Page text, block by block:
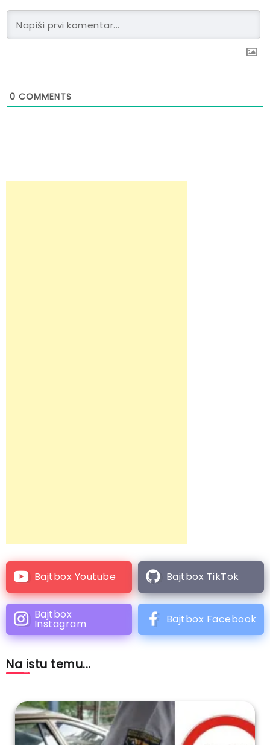
0 COMMENTS
Bajtbox Youtube Bajtbox TikTok
Bajtbox
Instagram Bajtbox Facebook
Na istu temu...